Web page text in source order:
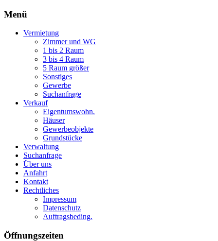
Menü
Vermietung
Zimmer und WG
1 bis 2 Raum
3 bis 4 Raum
5 Raum größer
Sonstiges
Gewerbe
Suchanfrage
Verkauf
Eigentumswohn.
Häuser
Gewerbeobjekte
Grundstücke
Verwaltung
Suchanfrage
Über uns
Anfahrt
Kontakt
Rechtliches
Impressum
Datenschutz
Auftragsbeding.
Öffnungszeiten